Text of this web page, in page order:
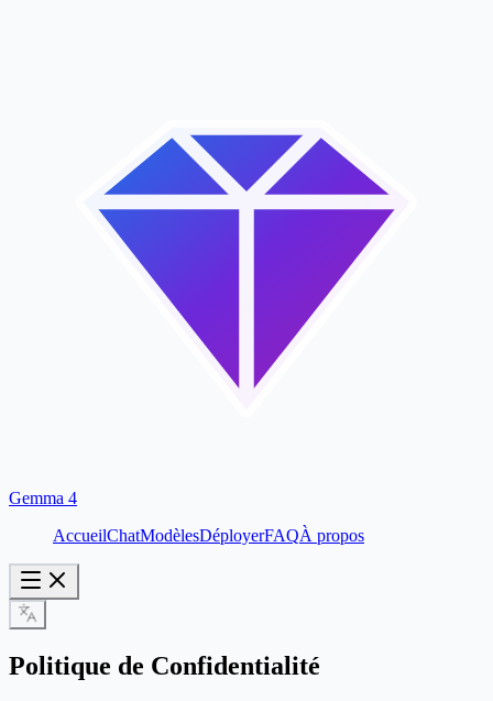
Gemma 4
AccueilChatModèlesDéployerFAQÀ propos
Politique de Confidentialité